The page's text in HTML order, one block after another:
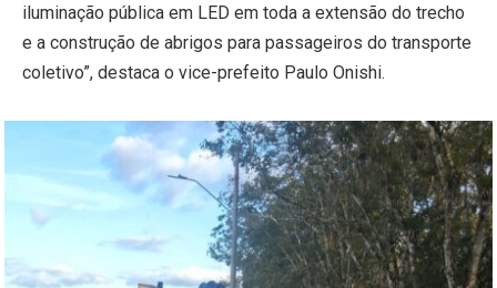
iluminação pública em LED em toda a extensão do trecho
e a construção de abrigos para passageiros do transporte
coletivo”, destaca o vice-prefeito Paulo Onishi.